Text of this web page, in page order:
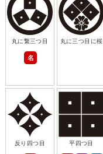
丸に繋三つ目
名
丸に三つ目に桜
反り四つ目 平四つ目